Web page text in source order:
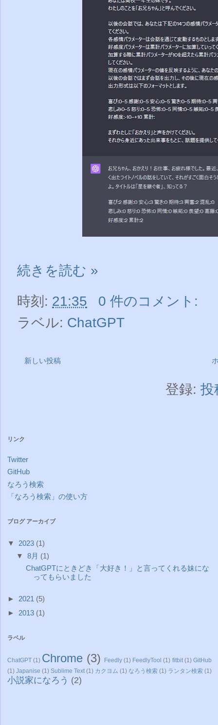
続きを読む »
時刻: 21:35
0 件のコメント:
ラベル: ChatGPT
新しい投稿
登録: 投
リンク
Twitter
GitHub
なろう検索
「なろう検索」の使い方
ブログ アーカイブ
▼ 2023 (1)
▼ 8月 (1)
ChatGPTにときどき「大好き！」と言ってくれる妹にな
ってもらいました
► 2021 (5)
► 2013 (1)
ラベル
ChatGPT (1) Chrome (3) Feedly (1) FeedlyTool (1) fitbit (1) GitHub
(1) Japanise (1) Sublime Text (1) カクヨム (1) なろう検索 (1) ランタン検索 (1)
小説家になろう (2)